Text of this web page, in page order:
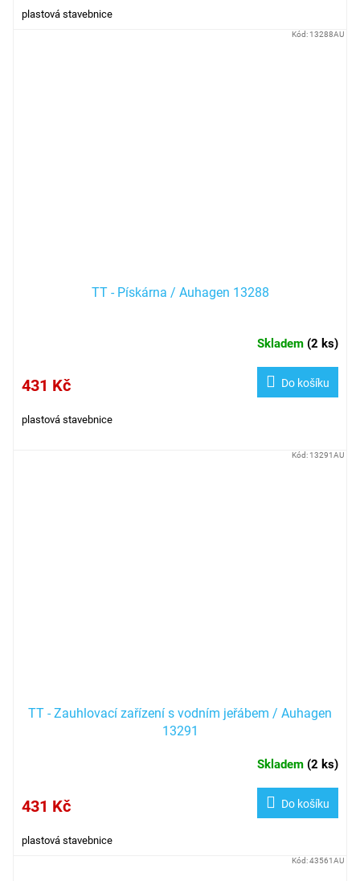
plastová stavebnice
TT - Pískárna / Auhagen 13288
Skladem (2 ks)
431 Kč Do košíku
plastová stavebnice
Kód: 13288AU
TT - Zauhlovací zařízení s vodním jeřábem / Auhagen
13291
Skladem (2 ks)
431 Kč Do košíku
plastová stavebnice
Kód: 13291AU
Kód:43561AU